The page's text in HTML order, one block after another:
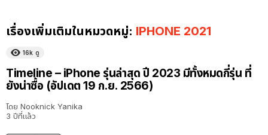
เรื่องเพิ่มเติมในหมวดหมู่: IPHONE 2021
16k ดู
Timeline – iPhone รุ่นล่าสุด ปี 2023 มีทั้งหมดกี่รุ่น ที่
ยังน่าซื้อ (อัปเดต 19 ก.ย. 2566)
โดย Nooknick Yanika
3 ปีที่แล้ว